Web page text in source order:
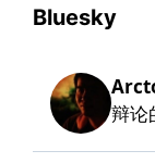
Bluesky